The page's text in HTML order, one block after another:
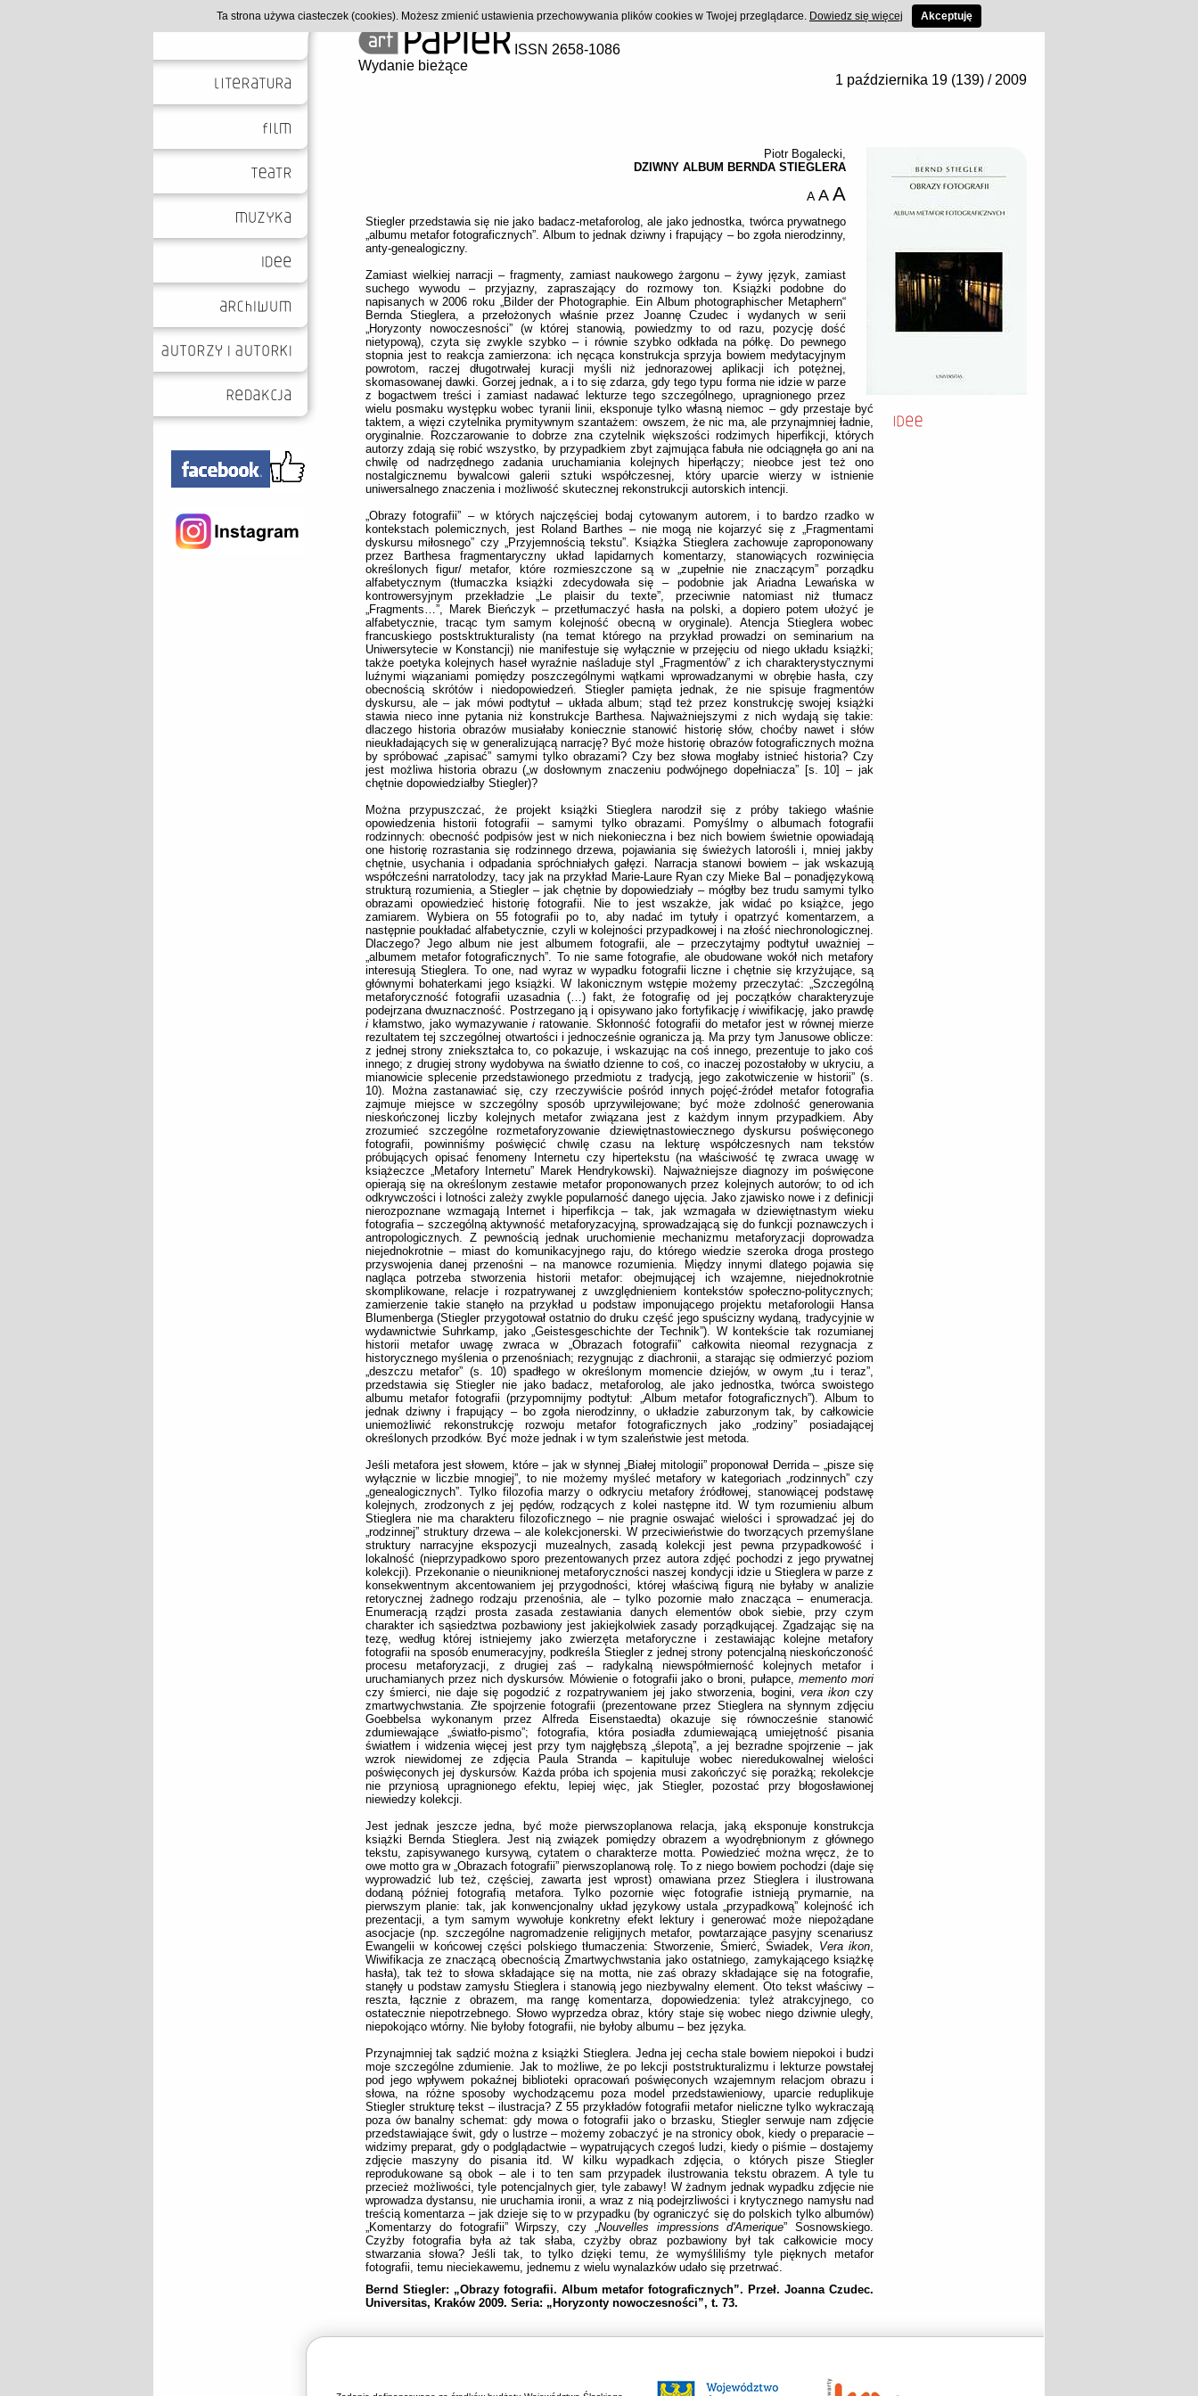
ISSN 2658-1086
Wydanie bieżące
1 października 19 (139) / 2009
Piotr Bogalecki,
DZIWNY ALBUM BERNDA STIEGLERA
A A A
Stiegler przedstawia się nie jako badacz-metaforolog, ale jako jednostka, twórca prywatnego
„albumu metafor fotograficznych”. Album to jednak dziwny i frapujący – bo zgoła nierodzinny,
anty-genealogiczny.
Zamiast wielkiej narracji – fragmenty, zamiast naukowego żargonu – żywy język, zamiast
suchego wywodu – przyjazny, zapraszający do rozmowy ton. Książki podobne do
napisanych w 2006 roku „Bilder der Photographie. Ein Album photographischer Metaphern“
Bernda Stieglera, a przełożonych właśnie przez Joannę Czudec i wydanych w serii
„Horyzonty nowoczesności” (w której stanowią, powiedzmy to od razu, pozycję dość
nietypową), czyta się zwykle szybko – i równie szybko odkłada na półkę. Do pewnego
stopnia jest to reakcja zamierzona: ich nęcąca konstrukcja sprzyja bowiem medytacyjnym
powrotom, raczej długotrwałej kuracji myśli niż jednorazowej aplikacji ich potężnej,
skomasowanej dawki. Gorzej jednak, a i to się zdarza, gdy tego typu forma nie idzie w parze
z bogactwem treści i zamiast nadawać lekturze tego szczególnego, upragnionego przez
wielu posmaku występku wobec tyranii linii, eksponuje tylko własną niemoc – gdy przestaje być
taktem, a więzi czytelnika prymitywnym szantażem: owszem, że nic ma, ale przynajmniej ładnie,
oryginalnie. Rozczarowanie to dobrze zna czytelnik większości rodzimych hiperfikcji, których
autorzy zdają się robić wszystko, by przypadkiem zbyt zajmująca fabuła nie odciągnęła go ani na
chwilę od nadrzędnego zadania uruchamiania kolejnych hiperłączy; nieobce jest też ono
nostalgicznemu bywalcowi galerii sztuki współczesnej, który uparcie wierzy w istnienie
uniwersalnego znaczenia i możliwość skutecznej rekonstrukcji autorskich intencji.
„Obrazy fotografii” – w których najczęściej bodaj cytowanym autorem, i to bardzo rzadko w
kontekstach polemicznych, jest Roland Barthes – nie mogą nie kojarzyć się z „Fragmentami
dyskursu miłosnego” czy „Przyjemnością tekstu”. Książka Stieglera zachowuje zaproponowany
przez Barthesa fragmentaryczny układ lapidarnych komentarzy, stanowiących rozwinięcia
określonych figur/ metafor, które rozmieszczone są w „zupełnie nie znaczącym” porządku
alfabetycznym (tłumaczka książki zdecydowała się – podobnie jak Ariadna Lewańska w
kontrowersyjnym przekładzie „Le plaisir du texte”, przeciwnie natomiast niż tłumacz
„Fragments…”, Marek Bieńczyk – przetłumaczyć hasła na polski, a dopiero potem ułożyć je
alfabetycznie, tracąc tym samym kolejność obecną w oryginale). Atencja Stieglera wobec
francuskiego postsktrukturalisty (na temat którego na przykład prowadzi on seminarium na
Uniwersytecie w Konstancji) nie manifestuje się wyłącznie w przejęciu od niego układu książki;
także poetyka kolejnych haseł wyraźnie naśladuje styl „Fragmentów” z ich charakterystycznymi
luźnymi wiązaniami pomiędzy poszczególnymi wątkami wprowadzanymi w obrębie hasła, czy
obecnością skrótów i niedopowiedzeń. Stiegler pamięta jednak, że nie spisuje fragmentów
dyskursu, ale – jak mówi podtytuł – układa album; stąd też przez konstrukcję swojej książki
stawia nieco inne pytania niż konstrukcje Barthesa. Najważniejszymi z nich wydają się takie:
dlaczego historia obrazów musiałaby koniecznie stanowić historię słów, choćby nawet i słów
nieukładających się w generalizującą narrację? Być może historię obrazów fotograficznych można
by spróbować „zapisać” samymi tylko obrazami? Czy bez słowa mogłaby istnieć historia? Czy
jest możliwa historia obrazu („w dosłownym znaczeniu podwójnego dopełniacza” [s. 10] – jak
chętnie dopowiedziałby Stiegler)?
Można przypuszczać, że projekt książki Stieglera narodził się z próby takiego właśnie
opowiedzenia historii fotografii – samymi tylko obrazami. Pomyślmy o albumach fotografii
rodzinnych: obecność podpisów jest w nich niekonieczna i bez nich bowiem świetnie opowiadają
one historię rozrastania się rodzinnego drzewa, pojawiania się świeżych latorośli i, mniej jakby
chętnie, usychania i odpadania spróchniałych gałęzi. Narracja stanowi bowiem – jak wskazują
współcześni narratolodzy, tacy jak na przykład Marie-Laure Ryan czy Mieke Bal – ponadjęzykową
strukturą rozumienia, a Stiegler – jak chętnie by dopowiedziały – mógłby bez trudu samymi tylko
obrazami opowiedzieć historię fotografii. Nie to jest wszakże, jak widać po książce, jego
zamiarem. Wybiera on 55 fotografii po to, aby nadać im tytuły i opatrzyć komentarzem, a
następnie poukładać alfabetycznie, czyli w kolejności przypadkowej i na złość niechronologicznej.
Dlaczego? Jego album nie jest albumem fotografii, ale – przeczytajmy podtytuł uważniej –
„albumem metafor fotograficznych”. To nie same fotografie, ale obudowane wokół nich metafory
interesują Stieglera. To one, nad wyraz w wypadku fotografii liczne i chętnie się krzyżujące, są
głównymi bohaterkami jego książki. W lakonicznym wstępie możemy przeczytać: „Szczególną
metaforyczność fotografii uzasadnia (…) fakt, że fotografię od jej początków charakteryzuje
podejrzana dwuznaczność. Postrzegano ją i opisywano jako fortyfikację iwiwifikację, jako prawdę
i kłamstwo, jako wymazywaniei ratowanie. Skłonność fotografii do metafor jest w równej mierze
rezultatem tej szczególnej otwartości i jednocześnie ogranicza ją. Ma przy tym Janusowe oblicze:
z jednej strony zniekształca to, co pokazuje, i wskazując na coś innego, prezentuje to jako coś
innego; z drugiej strony wydobywa na światło dzienne to coś, co inaczej pozostałoby w ukryciu, a
mianowicie splecenie przedstawionego przedmiotu z tradycją, jego zakotwiczenie w historii” (s.
10). Można zastanawiać się, czy rzeczywiście pośród innych pojęć-źródeł metafor fotografia
zajmuje miejsce w szczególny sposób uprzywilejowane; być może zdolność generowania
nieskończonej liczby kolejnych metafor związana jest z każdym innym przypadkiem. Aby
zrozumieć szczególne rozmetaforyzowanie dziewiętnastowiecznego dyskursu poświęconego
fotografii, powinniśmy poświęcić chwilę czasu na lekturę współczesnych nam tekstów
próbujących opisać fenomeny Internetu czy hipertekstu (na właściwość tę zwraca uwagę w
książeczce „Metafory Internetu” Marek Hendrykowski). Najważniejsze diagnozy im poświęcone
opierają się na określonym zestawie metafor proponowanych przez kolejnych autorów; to od ich
odkrywczości i lotności zależy zwykle popularność danego ujęcia. Jako zjawisko nowe i z definicji
nierozpoznane wzmagają Internet i hiperfikcja – tak, jak wzmagała w dziewiętnastym wieku
fotografia – szczególną aktywność metaforyzacyjną, sprowadzającą się do funkcji poznawczych i
antropologicznych. Z pewnością jednak uruchomienie mechanizmu metaforyzacji doprowadza
niejednokrotnie – miast do komunikacyjnego raju, do którego wiedzie szeroka droga prostego
przyswojenia danej przenośni – na manowce rozumienia. Między innymi dlatego pojawia się
nagląca potrzeba stworzenia historii metafor: obejmującej ich wzajemne, niejednokrotnie
skomplikowane, relacje i rozpatrywanej z uwzględnieniem kontekstów społeczno-politycznych;
zamierzenie takie stanęło na przykład u podstaw imponującego projektu metaforologii Hansa
Blumenberga (Stiegler przygotował ostatnio do druku część jego spuścizny wydaną, tradycyjnie w
wydawnictwie Suhrkamp, jako „Geistesgeschichte der Technik”). W kontekście tak rozumianej
historii metafor uwagę zwraca w „Obrazach fotografii” całkowita nieomal rezygnacja z
historycznego myślenia o przenośniach; rezygnując z diachronii, a starając się odmierzyć poziom
„deszczu metafor” (s. 10) spadłego w określonym momencie dziejów, w owym „tu i teraz”,
przedstawia się Stiegler nie jako badacz, metaforolog, ale jako jednostka, twórca swoistego
albumu metafor fotografii (przypomnijmy podtytuł: „Album metafor fotograficznych”). Album to
jednak dziwny i frapujący – bo zgoła nierodzinny, o układzie zaburzonym tak, by całkowicie
uniemożliwić rekonstrukcję rozwoju metafor fotograficznych jako „rodziny” posiadającej
określonych przodków. Być może jednak i w tym szaleństwie jest metoda.
Jeśli metafora jest słowem, które – jak w słynnej „Białej mitologii” proponował Derrida – „pisze się
wyłącznie w liczbie mnogiej”, to nie możemy myśleć metafory w kategoriach „rodzinnych” czy
„genealogicznych”. Tylko filozofia marzy o odkryciu metafory źródłowej, stanowiącej podstawę
kolejnych, zrodzonych z jej pędów, rodzących z kolei następne itd. W tym rozumieniu album
Stieglera nie ma charakteru filozoficznego – nie pragnie oswajać wielości i sprowadzać jej do
„rodzinnej” struktury drzewa – ale kolekcjonerski. W przeciwieństwie do tworzących przemyślane
struktury narracyjne ekspozycji muzealnych, zasadą kolekcji jest pewna przypadkowość i
lokalność (nieprzypadkowo sporo prezentowanych przez autora zdjęć pochodzi z jego prywatnej
kolekcji). Przekonanie o nieuniknionej metaforyczności naszej kondycji idzie u Stieglera w parze z
konsekwentnym akcentowaniem jej przygodności, której właściwą figurą nie byłaby w analizie
retorycznej żadnego rodzaju przenośnia, ale – tylko pozornie mało znacząca – enumeracja.
Enumeracją rządzi prosta zasada zestawiania danych elementów obok siebie, przy czym
charakter ich sąsiedztwa pozbawiony jest jakiejkolwiek zasady porządkującej. Zgadzając się na
tezę, według której istniejemy jako zwierzęta metaforyczne i zestawiając kolejne metafory
fotografii na sposób enumeracyjny, podkreśla Stiegler z jednej strony potencjalną nieskończoność
procesu metaforyzacji, z drugiej zaś – radykalną niewspółmierność kolejnych metafor i
uruchamianych przez nich dyskursów. Mówienie o fotografii jako o broni, pułapce,memento mori
czy śmierci, nie daje się pogodzić z rozpatrywaniem jej jako stworzenia, bogini, vera ikon czy
zmartwychwstania. Złe spojrzenie fotografii (prezentowane przez Stieglera na słynnym zdjęciu
Goebbelsa wykonanym przez Alfreda Eisenstaedta) okazuje się równocześnie stanowić
zdumiewające „światło-pismo”; fotografia, która posiadła zdumiewającą umiejętność pisania
światłem i widzenia więcej jest przy tym najgłębszą „ślepotą”, a jej bezradne spojrzenie – jak
wzrok niewidomej ze zdjęcia Paula Stranda – kapituluje wobec nieredukowalnej wielości
poświęconych jej dyskursów. Każda próba ich spojenia musi zakończyć się porażką; rekolekcje
nie przyniosą upragnionego efektu, lepiej więc, jak Stiegler, pozostać przy błogosławionej
niewiedzy kolekcji.
Jest jednak jeszcze jedna, być może pierwszoplanowa relacja, jaką eksponuje konstrukcja
książki Bernda Stieglera. Jest nią związek pomiędzy obrazem a wyodrębnionym z głównego
tekstu, zapisywanego kursywą, cytatem o charakterze motta. Powiedzieć można wręcz, że to
owe motto gra w „Obrazach fotografii” pierwszoplanową rolę. To z niego bowiem pochodzi (daje się
wyprowadzić lub też, częściej, zawarta jest wprost) omawiana przez Stieglera i ilustrowana
dodaną później fotografią metafora. Tylko pozornie więc fotografie istnieją prymarnie, na
pierwszym planie: tak, jak konwencjonalny układ językowy ustala „przypadkową” kolejność ich
prezentacji, a tym samym wywołuje konkretny efekt lektury i generować może niepożądane
asocjacje (np. szczególne nagromadzenie religijnych metafor, powtarzające pasyjny scenariusz
Ewangelii w końcowej części polskiego tłumaczenia: Stworzenie, Śmierć, Świadek, Vera ikon,
Wiwifikacja ze znaczącą obecnością Zmartwychwstania jako ostatniego, zamykającego książkę
hasła), tak też to słowa składające się na motta, nie zaś obrazy składające się na fotografie,
stanęły u podstaw zamysłu Stieglera i stanowią jego niezbywalny element. Oto tekst właściwy –
reszta, łącznie z obrazem, ma rangę komentarza, dopowiedzenia: tyleż atrakcyjnego, co
ostatecznie niepotrzebnego. Słowo wyprzedza obraz, który staje się wobec niego dziwnie uległy,
niepokojąco wtórny. Nie byłoby fotografii, nie byłoby albumu – bez języka.
Przynajmniej tak sądzić można z książki Stieglera. Jedna jej cecha stale bowiem niepokoi i budzi
moje szczególne zdumienie. Jak to możliwe, że po lekcji poststrukturalizmu i lekturze powstałej
pod jego wpływem pokaźnej biblioteki opracowań poświęconych wzajemnym relacjom obrazu i
słowa, na różne sposoby wychodzącemu poza model przedstawieniowy, uparcie reduplikuje
Stiegler strukturę tekst – ilustracja? Z 55 przykładów fotografii metafor nieliczne tylko wykraczają
poza ów banalny schemat: gdy mowa o fotografii jako o brzasku, Stiegler serwuje nam zdjęcie
przedstawiające świt, gdy o lustrze – możemy zobaczyć je na stronicy obok, kiedy o preparacie –
widzimy preparat, gdy o podglądactwie – wypatrujących czegoś ludzi, kiedy o piśmie – dostajemy
zdjęcie maszyny do pisania itd. W kilku wypadkach zdjęcia, o których pisze Stiegler
reprodukowane są obok – ale i to ten sam przypadek ilustrowania tekstu obrazem. A tyle tu
przecież możliwości, tyle potencjalnych gier, tyle zabawy! W żadnym jednak wypadku zdjęcie nie
wprowadza dystansu, nie uruchamia ironii, a wraz z nią podejrzliwości i krytycznego namysłu nad
treścią komentarza – jak dzieje się to w przypadku (by ograniczyć się do polskich tylko albumów)
„Komentarzy do fotografii” Wirpszy, czy „Nouvelles impressions d'Amerique” Sosnowskiego.
Czyżby fotografia była aż tak słaba, czyżby obraz pozbawiony był tak całkowicie mocy
stwarzania słowa? Jeśli tak, to tylko dzięki temu, że wymyśliliśmy tyle pięknych metafor
fotografii, temu nieciekawemu, jednemu z wielu wynalazków udało się przetrwać.
Bernd Stiegler: „Obrazy fotografii. Album metafor fotograficznych”. Przeł. Joanna Czudec.
Universitas, Kraków 2009. Seria: „Horyzonty nowoczesności”, t. 73.
Ta strona używa ciasteczek (cookies). Możesz zmienić ustawienia przechowywania plików cookies w Twojej przeglądarce. Dowiedz się więcej Akceptuję